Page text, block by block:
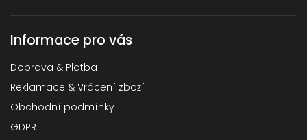
Informace pro vás
Doprava & Platba
Reklamace & Vrácení zboží
Obchodní podmínky
GDPR